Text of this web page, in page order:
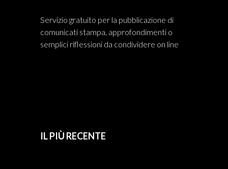
Servizio gratuito per la pubblicazione di
comunicati stampa, approfondimenti o
semplici riflessioni da condividere on line
IL PIÙ RECENTE